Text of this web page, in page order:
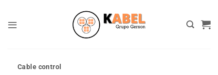
content
Cable control